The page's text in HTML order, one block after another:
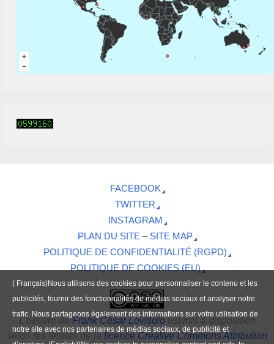
FACEBOOK
TWITTER
INSTAGRAM
PLAN DU SITE – SITE MAP
POLITIQUE DE CONFIDENTIALITÉ (RGPD)
POLITIQUE DE COOKIES (EU)
L'oeuvredeFrank César Lovisoloest mis à disposition
selon les termes de lalicence Creative Commons Attribution
( Français)Nous utilisons des cookies pour personnaliser le contenu et les
publicités, fournir des fonctionnalités de médias sociaux et analyser notre
trafic. Nous partageons également des informations sur votre utilisation de
notre site avec nos partenaires de médias sociaux, de publicité et